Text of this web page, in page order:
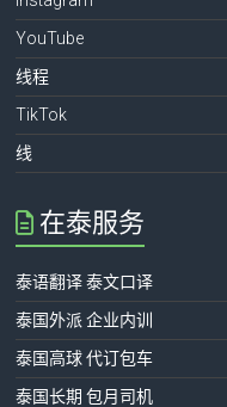
YouTube
线程
TikTok
线
在泰服务
泰语翻译 泰文口译
泰国外派 企业内训
泰国高球 代订包车
泰国长期 包月司机